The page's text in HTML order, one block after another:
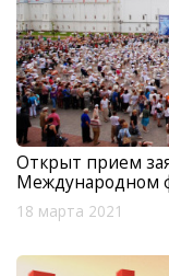
Открыт прием
Международном
18 марта 2021